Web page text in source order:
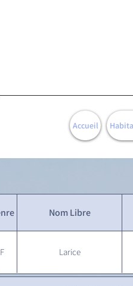
Accueil
Nom Libre
F Larice